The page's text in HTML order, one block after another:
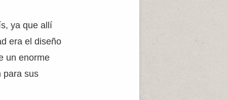
ya que allí
era el diseño
un enorme
para sus